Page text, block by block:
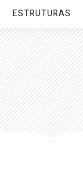
ESTRUTURAS